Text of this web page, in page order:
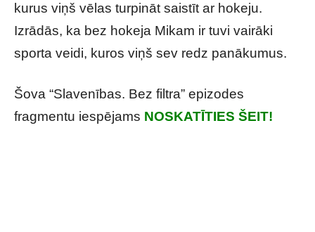
kurus viņš vēlas turpināt saistīt ar hokeju.
Izrādās, ka bez hokeja Mikam ir tuvi vairāki
sporta veidi, kuros viņš sev redz panākumus.
Šova “Slavenības. Bez filtra” epizodes
fragmentu iespējams NOSKATĪTIES ŠEIT!